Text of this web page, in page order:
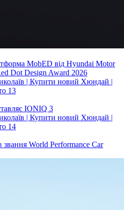
MobED від Hyundai Motor
Dot Design Award 2026
IONIQ 3
World Performance Car